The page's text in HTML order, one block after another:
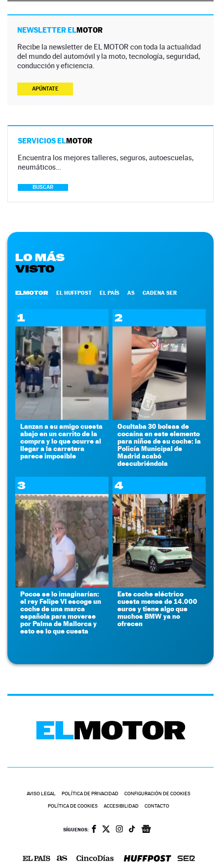
NEWSLETTER ELMOTOR
Recibe la newsletter de EL MOTOR con toda la actualidad
del mundo del automóvil y la moto, tecnología, seguridad,
conducción y eficiencia.
APÚNTATE
SERVICIOS ELMOTOR
Encuentra los mejores talleres, seguros, autoescuelas,
neumáticos…
BUSCAR
LO MÁS
VISTO
ELMOTOR EL HUFFPOST EL PAÍS AS CADENA SER
1
Lanzan a su amigo cuesta
abajo en un carrito de la
compra y lo que ocurre al
llegar a la carretera
parece imposible
2
Ocultaba 30 bolsas de
cocaína en este elemento
para niños de su coche: la
Policía Municipal de
Madrid acabó
descubriéndola
3
Pocos se lo imaginarían:
el rey Felipe VI escoge un
coche de una marca
española para moverse
por Palma de Mallorca y
esto es lo que cuesta
4
Este coche eléctrico
cuesta menos de 14.000
euros y tiene algo que
muchos BMW ya no
ofrecen
AVISO LEGAL POLÍTICA DE PRIVACIDAD CONFIGURACIÓN DE COOKIES
POLÍTICA DE COOKIES ACCESIBILIDAD CONTACTO
SÍGUENOS: